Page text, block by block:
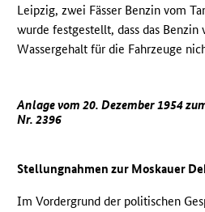
Leipzig, zwei Fässer Benzin vom
wurde festgestellt, dass das Benzin
Wassergehalt für die Fahrzeuge
Anlage vom 20. Dezember 1954
Nr. 2396
Stellungnahmen zur Moskauer
Im Vordergrund der politischen